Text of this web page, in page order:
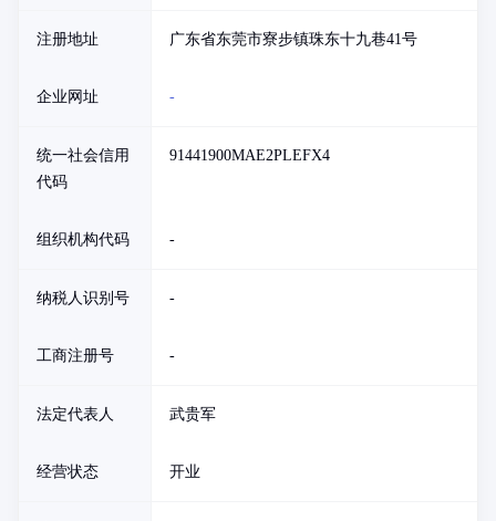
注册地址 广东省东莞市寮步镇珠东十九巷41号
企业网址 -
统一社会信用
代码
91441900MAE2PLEFX4
组织机构代码 -
纳税人识别号 -
工商注册号 -
法定代表人 武贵军
经营状态 开业